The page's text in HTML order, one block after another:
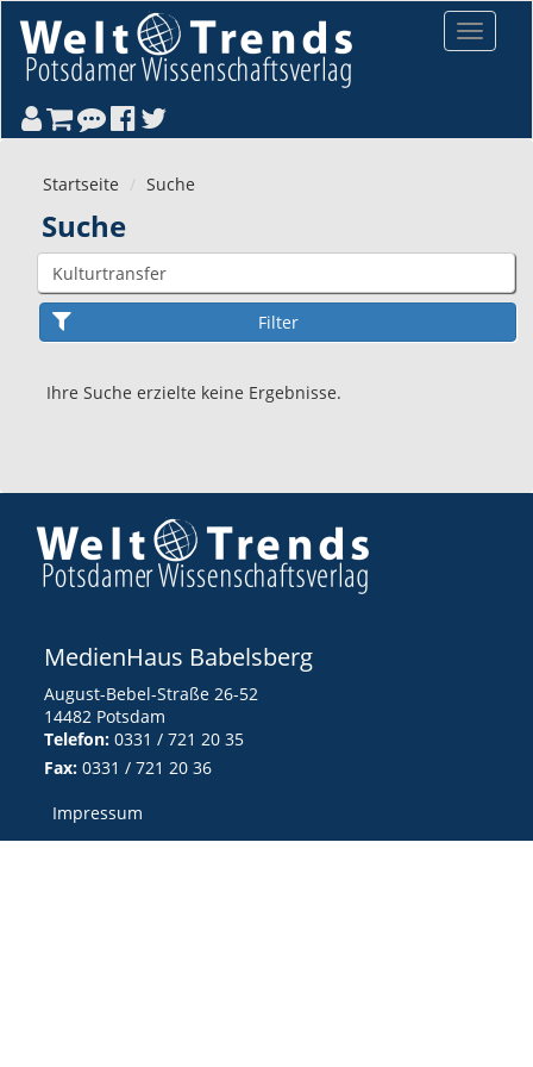
Toggle
Startseite Suche
Suche
Ihre Suche erzielte keine Ergebnisse.
MedienHaus Babelsberg
August-Bebel-Straße 26-52
14482 Potsdam
Telefon: 0331 / 721 20 35
Fax: 0331 / 721 20 36
Impressum